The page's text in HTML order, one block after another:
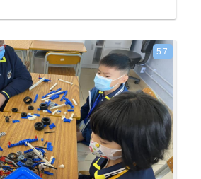
57